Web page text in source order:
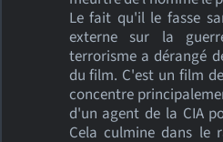
Le fait qu'il le fasse
externe sur la
terrorisme a dérangé
du film. C'est un film
concentre
d'un agent de la CIA
Cela culmine dans le